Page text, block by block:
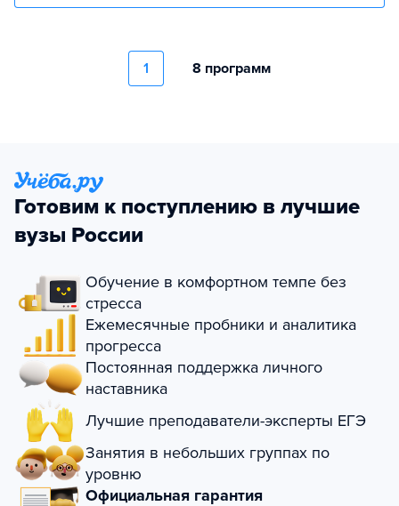
1 8 программ
Готовим к поступлению в лучшие
вузы России
Обучение в комфортном темпе без
стресса
Ежемесячные пробники и аналитика
прогресса
Постоянная поддержка личного
наставника
Лучшие преподаватели-эксперты ЕГЭ
Занятия в небольших группах по
уровню
Официальная гарантия